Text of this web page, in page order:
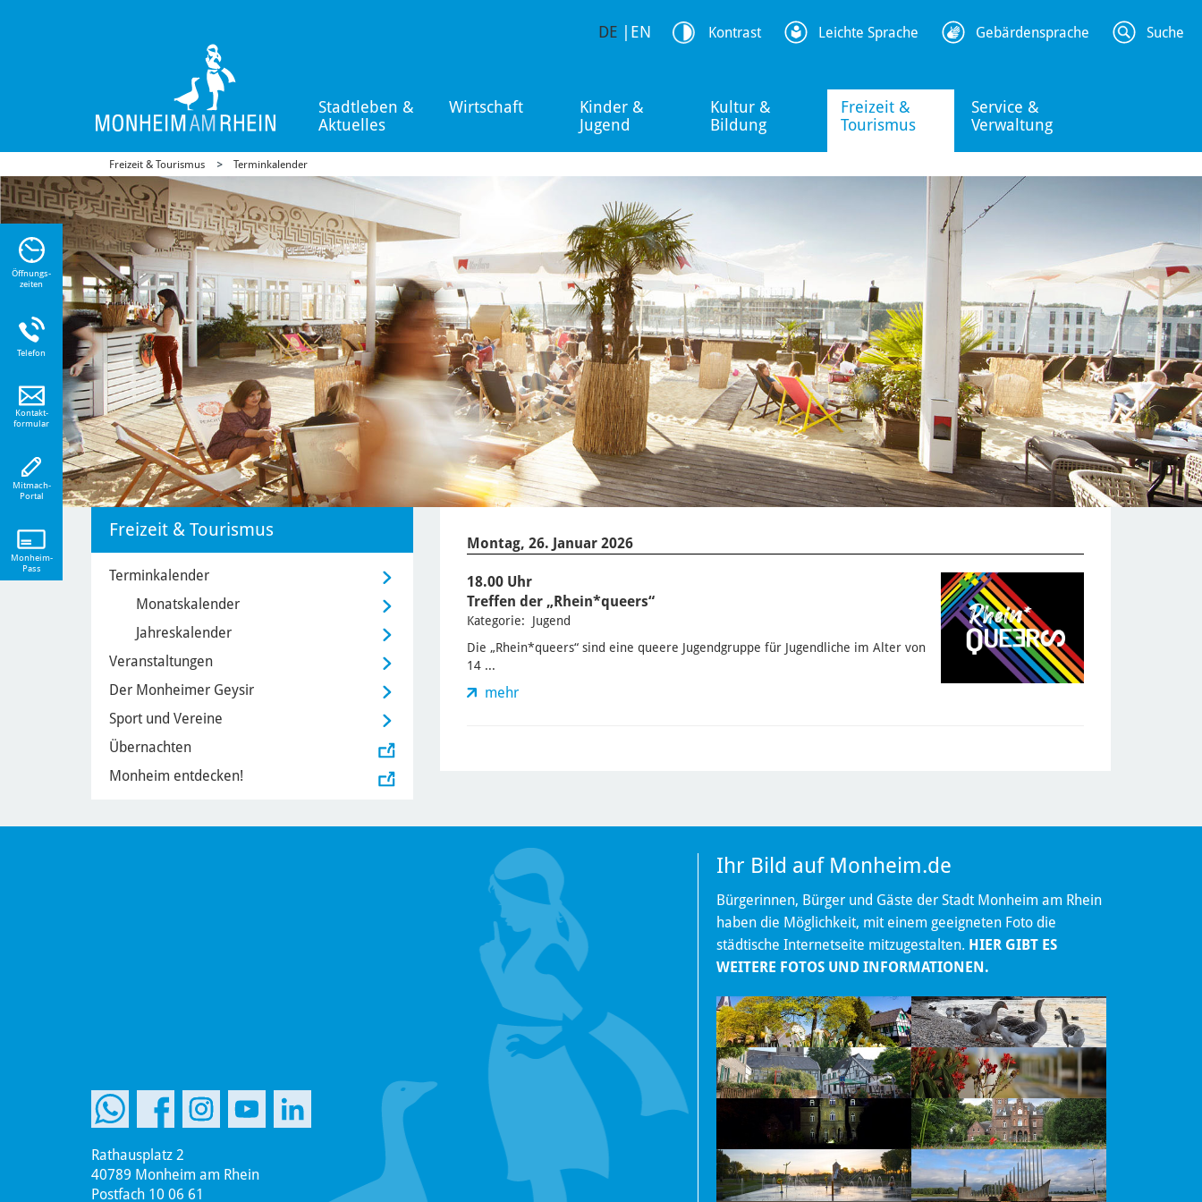
Stadtleben &
Aktuelles
Wirtschaft
Kinder &
Jugend
Kultur &
Bildung
Freizeit &
Tourismus
Service &
Verwaltung
DE EN Kontrast Leichte Sprache Gebärdensprache Suche
Freizeit & Tourismus Terminkalender
Montag, 26. Januar 2026
18.00 Uhr
Treffen der „Rhein*queers“
Kategorie: Jugend
Die „Rhein*queers“ sind eine queere Jugendgruppe für Jugendliche im Alter von
14 ...
mehr
Freizeit & Tourismus
Terminkalender
Monatskalender
Jahreskalender
Veranstaltungen
Der Monheimer Geysir
Sport und Vereine
Übernachten
Monheim entdecken!
Rathausplatz 2
40789 Monheim am Rhein
Postfach 10 06 61
Ihr Bild auf Monheim.de
Bürgerinnen, Bürger und Gäste der Stadt Monheim am Rhein
haben die Möglichkeit, mit einem geeigneten Foto die
städtische Internetseite mitzugestalten. HIER GIBT ES
WEITERE FOTOS UND INFORMATIONEN.
Öffnungs-
zeiten
Telefon
Kontakt-
formular
Mitmach-
Portal
Monheim-
Pass
Sie
zu